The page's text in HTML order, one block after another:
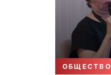
ОБЩЕСТВО